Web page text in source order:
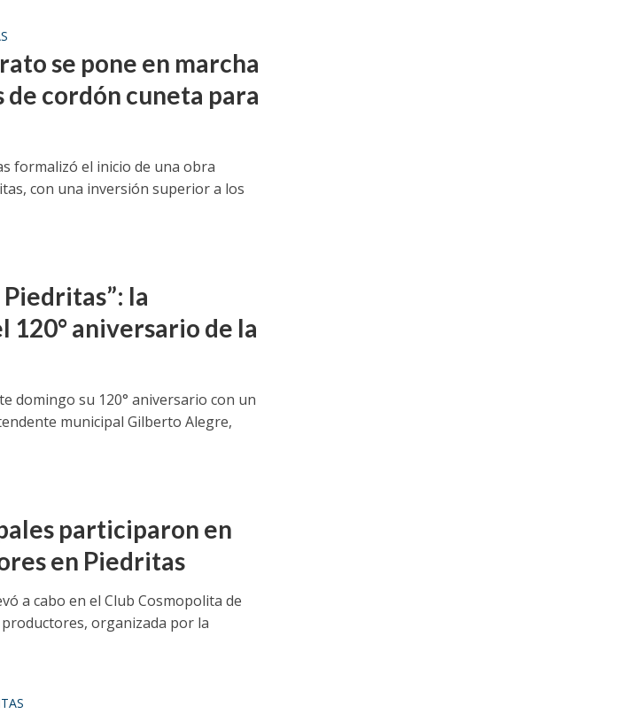
se pone en marcha
de cordón cuneta para
formalizó el inicio de una obra
con una inversión superior a los
la
120° aniversario de la
domingo su 120° aniversario con un
municipal Gilberto Alegre,
participaron en
en Piedritas
a cabo en el Club Cosmopolita de
organizada por la